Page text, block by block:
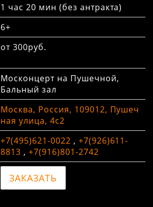
1 час 20 мин (без антракта)
6+
от 300руб.
Москонцерт на Пушечной,
Бальный зал
Москва, Россия, 109012, Пушеч
ная улица, 4с2
+7(495)621-0022 , +7(926)611-
8813 , +7(916)801-2742
ЗАКАЗАТЬ